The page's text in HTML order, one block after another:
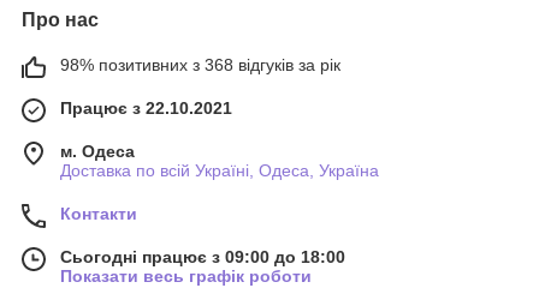
Про нас
98% позитивних з 368 відгуків за рік
Працює з 22.10.2021
м. Одеса
Доставка по всій Україні, Одеса, Україна
Контакти
Сьогодні працює з 09:00 до 18:00
Показати весь графік роботи